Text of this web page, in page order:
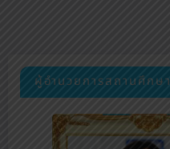
ผู้อำนวยการสถานศึกษา